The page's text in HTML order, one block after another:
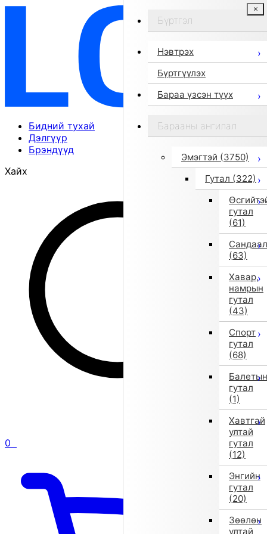
Бидний тухай
Дэлгүүр
Брэндүүд
Хайх
0
Бүртгэл
Нэвтрэх
Бүртгүүлэх
Бараа үзсэн түүх
Барааны ангилал
Эмэгтэй (3750)
Гутал (322)
гутал
(61)
Сандаал
(63)
Хавар,
намрын
гутал
(43)
Спорт
гутал
(68)
Балетын
гутал
(1)
Хавтгай
ултай
гутал
(12)
Энгийн
гутал
(20)
Зөөлөн
ултай